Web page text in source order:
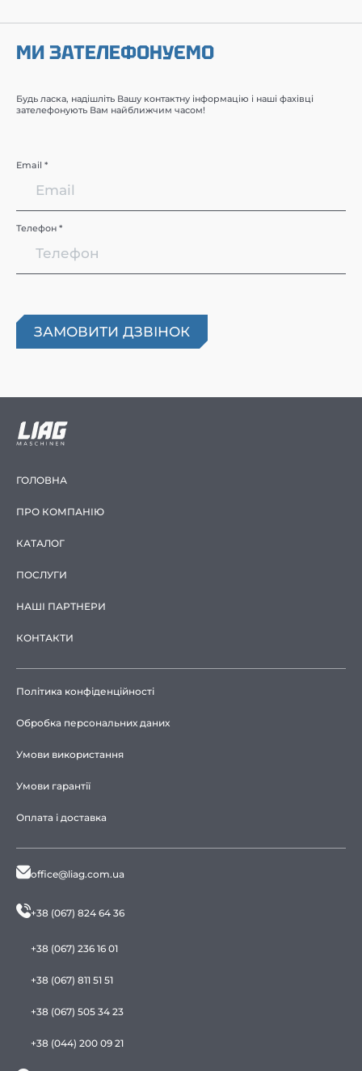
МИ ЗАТЕЛЕФОНУЄМО
Будь ласка, надішліть Вашу контактну інформацію і наші фахівці
зателефонують Вам найближчим часом!
Email *
Телефон *
ГОЛОВНА
ПРО КОМПАНІЮ
КАТАЛОГ
ПОСЛУГИ
НАШІ ПАРТНЕРИ
КОНТАКТИ
Політика конфіденційності
Обробка персональних даних
Умови використання
Умови гарантії
Оплата і доставка
office@liag.com.ua
+38 (067) 824 64 36
+38 (067) 236 16 01
+38 (067) 811 51 51
+38 (067) 505 34 23
+38 (044) 200 09 21